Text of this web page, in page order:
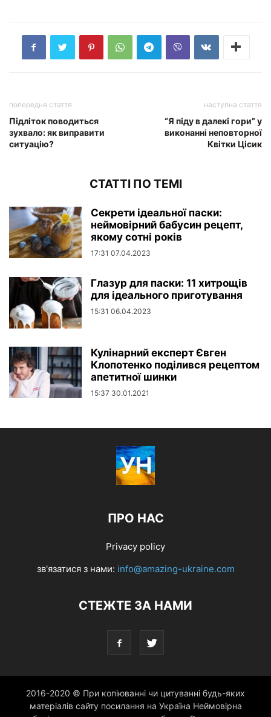
попередня стаття
Підліток поводиться
зухвало: як виправити
ситуацію?
наступна стаття
“Я піду в далекі гори” у
виконанні неповторної
Квітки Цісик
СТАТТІ ПО ТЕМІ
Секрети ідеальної паски:
неймовірний бабусин рецепт,
якому сотні років
17:31 07.04.2023
Глазур для паски: 11 хитрощів
для ідеального приготування
15:31 06.04.2023
Кулінарний експерт Євген
Клопотенко поділився рецептом
апетитної шинки
15:37 30.01.2021
ПРО НАС
Privacy policy
зв'язатися з нами: info@amazing-ukraine.com
СТЕЖТЕ ЗА НАМИ
2016-2020 © При копіюванні чи цитуванні будь-яких
матеріалів сайту посилання на Україна Неймовірна